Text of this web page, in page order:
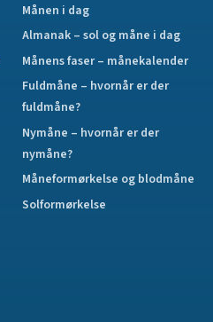
Månen i dag
Almanak – sol og måne i dag
Månens faser – månekalender
Fuldmåne – hvornår er der
fuldmåne?
Nymåne – hvornår er der
nymåne?
Måneformørkelse og blodmåne
Solformørkelse